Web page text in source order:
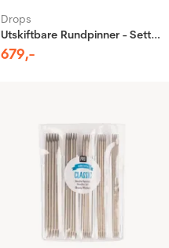
Drops
Utskiftbare Rundpinner - Sett - Tre - Pro Romance
679,-